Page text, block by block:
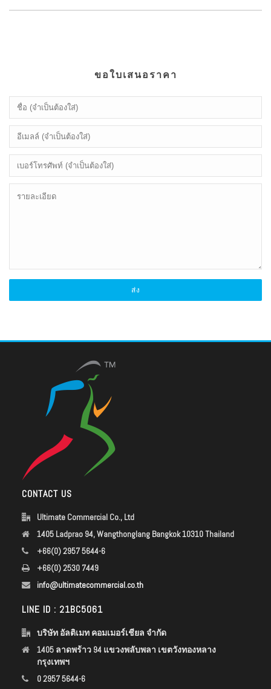
ขอใบเสนอราคา
CONTACT US
Ultimate Commercial Co., Ltd
1405 Ladprao 94, Wangthonglang Bangkok 10310 Thailand
+66(0) 2957 5644-6
+66(0) 2530 7449
info@ultimatecommercial.co.th
LINE ID : 21BC5061
บริษัท อัลติเมท คอมเมอร์เชียล จำกัด
1405 ลาดพร้าว 94 แขวงพลับพลา เขตวังทองหลาง
กรุงเทพฯ
0 2957 5644-6